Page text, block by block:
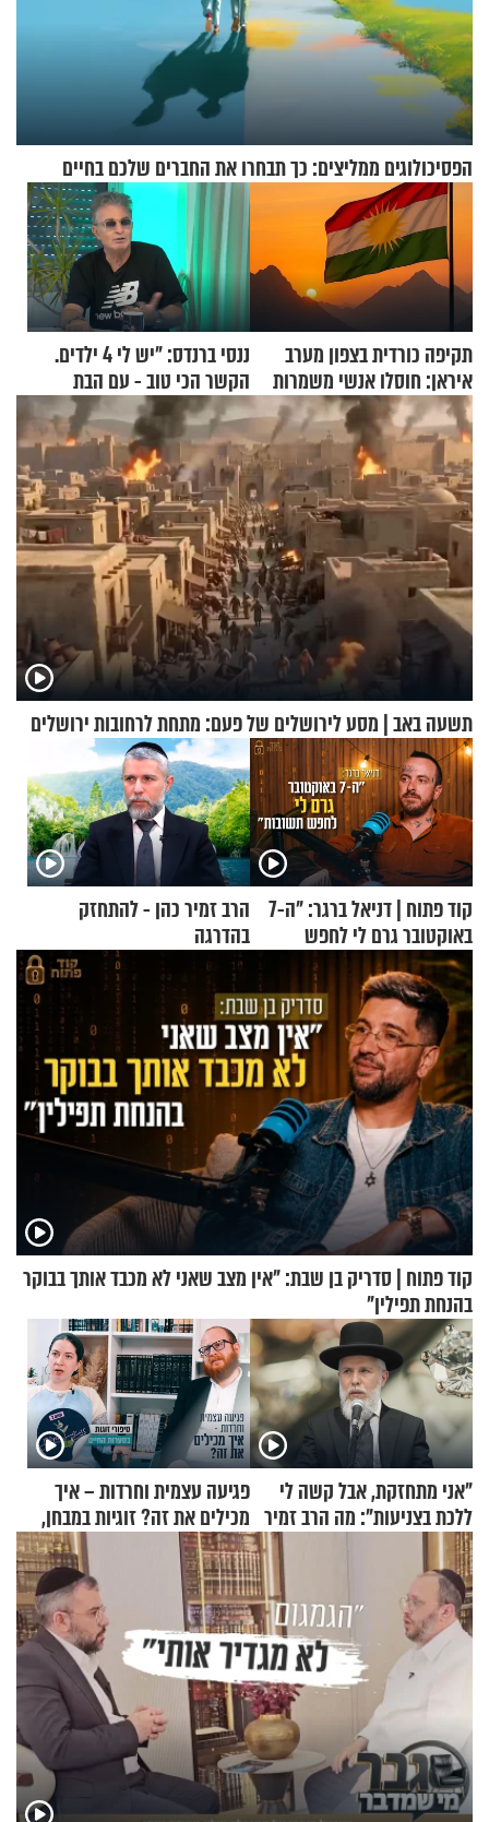
הפסיכולוגים ממליצים: כך תבחרו את החברים שלכם בחיים
תקיפה כורדית בצפון מערב
איראן: חוסלו אנשי משמרות
המהפכה
ננסי ברנדס: "יש לי 4 ילדים.
הקשר הכי טוב - עם הבת
החרדית"
תשעה באב | מסע לירושלים של פעם: מתחת לרחובות ירושלים
קוד פתוח | דניאל ברגר: "ה-7
באוקטובר גרם לי לחפש
תשובות"
הרב זמיר כהן - להתחזק
בהדרגה
קוד פתוח | סדריק בן שבת: "אין מצב שאני לא מכבד אותך בבוקר
בהנחת תפילין"
"אני מתחזקת, אבל קשה לי
ללכת בצניעות": מה הרב זמיר
כהן המליץ לה לעשות?
פגיעה עצמית וחרדות – איך
מכילים את זה? זוגיות במבחן,
הפעם עם יהודית ואלתר כהן